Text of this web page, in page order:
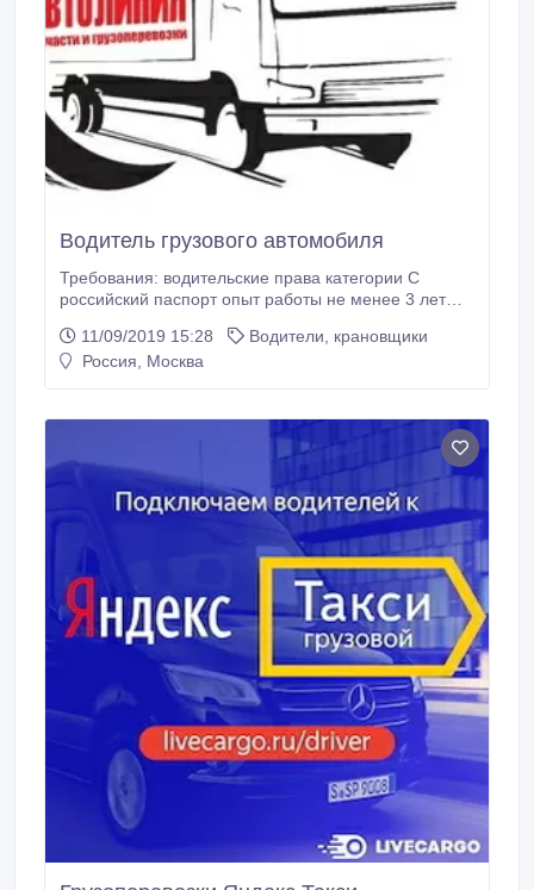
Водитель грузового автомобиля
Требования: водительские права категории С
российский паспорт опыт работы не менее 3 лет
авто ответственность и исполнительность
готовность к поездкам на дальние расстояния
11/09/2019 15:28
Водители, крановщики
Россия, Москва